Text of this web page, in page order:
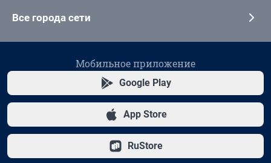
Все города сети
Мобильное приложение
Google Play
App Store
RuStore